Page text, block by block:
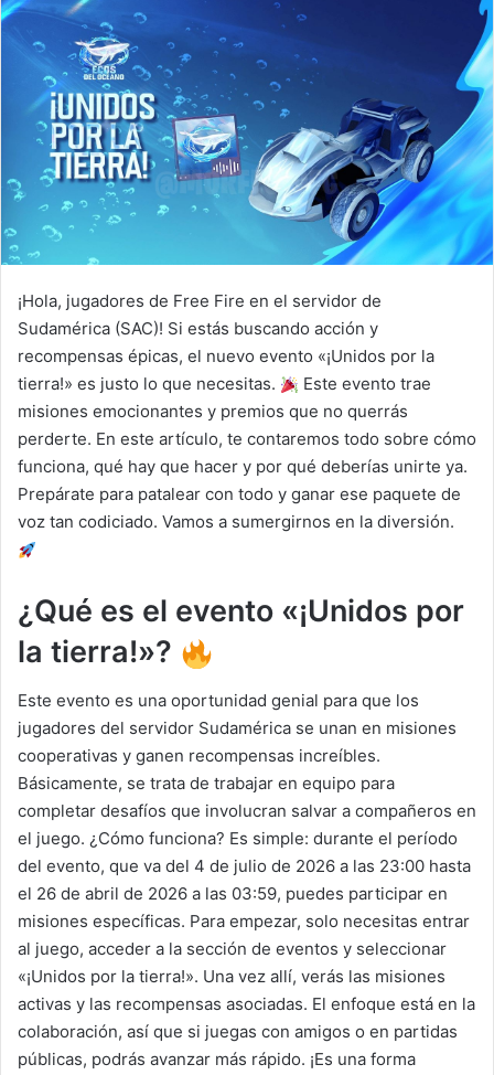
¡Hola, jugadores de Free Fire en el servidor de
Sudamérica (SAC)! Si estás buscando acción y
recompensas épicas, el nuevo evento «¡Unidos por la
tierra!» es justo lo que necesitas.
Este evento trae
misiones emocionantes y premios que no querrás
perderte. En este artículo, te contaremos todo sobre cómo
funciona, qué hay que hacer y por qué deberías unirte ya.
Prepárate para patalear con todo y ganar ese paquete de
voz tan codiciado. Vamos a sumergirnos en la diversión.
¿Qué es el evento «¡Unidos por
la tierra!»?
Este evento es una oportunidad genial para que los
jugadores del servidor Sudamérica se unan en misiones
cooperativas y ganen recompensas increíbles.
Básicamente, se trata de trabajar en equipo para
completar desafíos que involucran salvar a compañeros en
el juego. ¿Cómo funciona? Es simple: durante el período
del evento, que va del 4 de julio de 2026 a las 23:00 hasta
el 26 de abril de 2026 a las 03:59, puedes participar en
misiones específicas. Para empezar, solo necesitas entrar
al juego, acceder a la sección de eventos y seleccionar
«¡Unidos por la tierra!». Una vez allí, verás las misiones
activas y las recompensas asociadas. El enfoque está en la
colaboración, así que si juegas con amigos o en partidas
públicas, podrás avanzar más rápido. ¡Es una forma